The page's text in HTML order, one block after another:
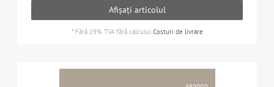
Afișați articolul
* Fără 19% TVAfără calculul Costuri de livrare